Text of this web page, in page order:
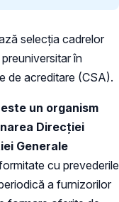
selecția cadrelor
în
de acreditare (CSA).
un organism
Direcţiei
Generale
cu prevederile
a furnizorilor